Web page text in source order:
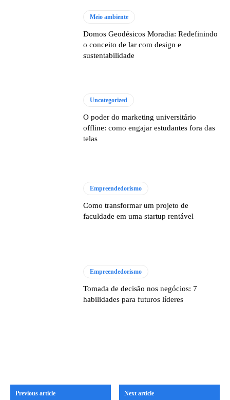
Meio ambiente
Domos Geodésicos Moradia: Redefinindo
o conceito de lar com design e
sustentabilidade
Uncategorized
O poder do marketing universitário
offline: como engajar estudantes fora das
telas
Empreendedorismo
Como transformar um projeto de
faculdade em uma startup rentável
Empreendedorismo
Tomada de decisão nos negócios: 7
habilidades para futuros líderes
Previous article Next article